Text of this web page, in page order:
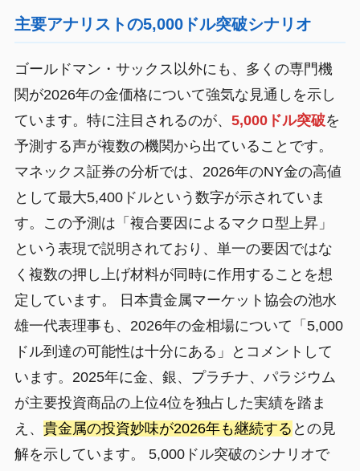
主要アナリストの5,000ドル突破シナリオ
ゴールドマン・サックス以外にも、多くの専門機
関が2026年の金価格について強気な見通しを示し
ています。特に注目されるのが、 5,000ドル突破を
予測する声が複数の機関から出ていることです。
マネックス証券の分析では、2026年のNY金の高値
として最大5,400ドルという数字が示されていま
す。この予測は「複合要因によるマクロ型上昇」
という表現で説明されており、単一の要因ではな
く複数の押し上げ材料が同時に作用することを想
定しています。 日本貴金属マーケット協会の池水
雄一代表理事も、2026年の金相場について「5,000
ドル到達の可能性は十分にある」とコメントして
います。2025年に金、銀、プラチナ、パラジウム
が主要投資商品の上位4位を独占した実績を踏ま
え、 貴金属の投資妙味が2026年も継続する との見
解を示しています。 5,000ドル突破のシナリオで